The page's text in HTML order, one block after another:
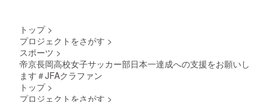
トップ >
プロジェクトをさがす >
スポーツ >
帝京長岡高校女子サッカー部日本一達成への支援をお願いし
ます＃JFAクラファン
トップ >
プロジェクトをさがす >